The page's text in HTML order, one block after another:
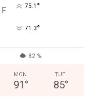
F 75.1 °
71.3°
82 %
MON
91 °
TUE
85°